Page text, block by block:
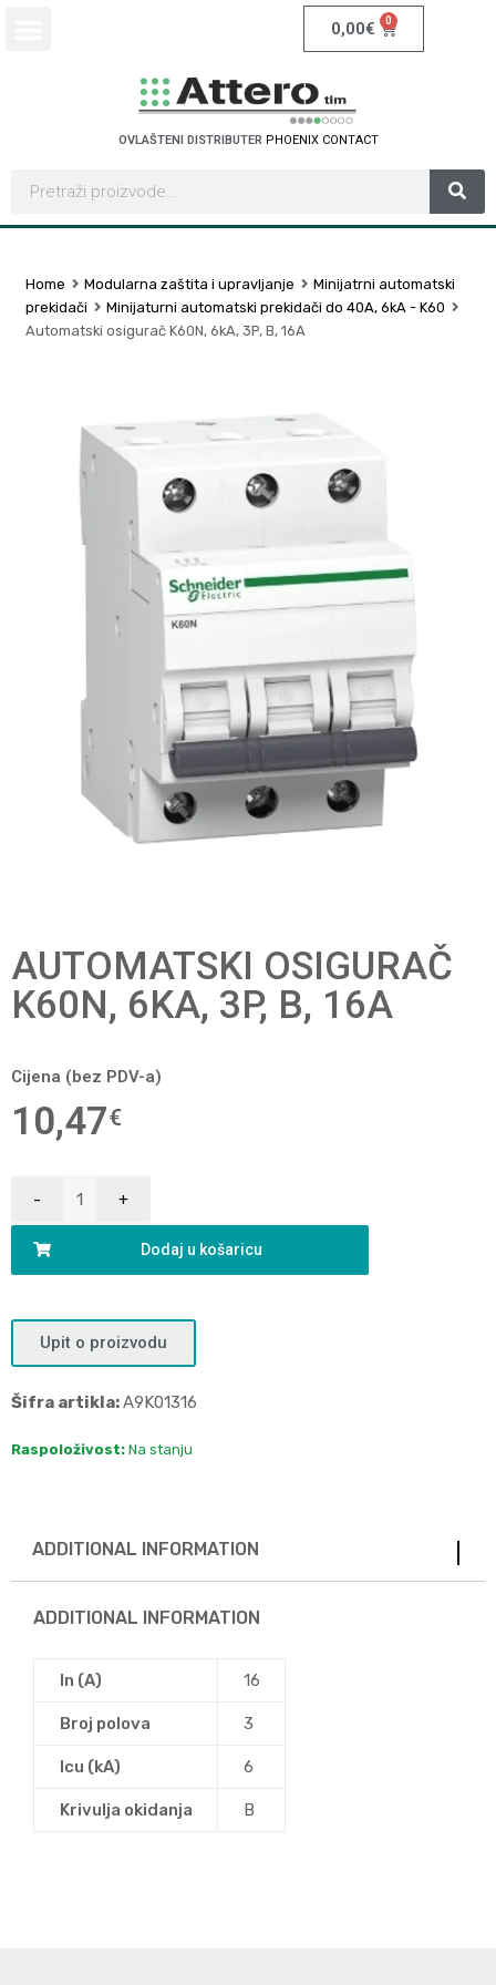
0,00€ 0
OVLAŠTENI DISTRIBUTER PHOENIX CONTACT
Home Modularna zaštita i upravljanje
Minijatrni automatski
prekidači
Minijaturni automatski prekidači do 40A, 6kA - K60
Automatski osigurač K60N, 6kA, 3P, B, 16A
AUTOMATSKI OSIGURAČ
K60N, 6KA, 3P, B, 16A
Cijena (bez PDV-a)
10,47€
Dodaj u košaricu
Upit o proizvodu
Šifra artikla:A9K01316
Raspoloživost: Na stanju
ADDITIONAL INFORMATION
ADDITIONAL INFORMATION
In (A) 16
Broj polova 3
Icu (kA) 6
Krivulja okidanja B